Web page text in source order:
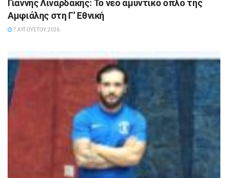
Γιάννης Λιναρδάκης: Το νέο αμυντικό όπλο της
Αμφιάλης στη Γ’ Εθνική
7 ΑΥΓΟΎΣΤΟΥ, 2026